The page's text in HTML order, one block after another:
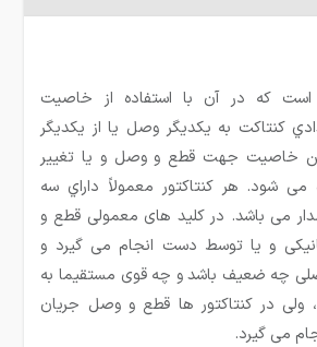
است که در آن با استفاده از خاصیت
کنتاکت به یکدیگر وصل یا از یکدیگر
خاصیت جهت قطع و وصل و یا تغییر
می شود. هر کنتاکتور معمولاً داراي سه
می باشد. در کلید های معمولی قطع و
و یا توسط دست انجام می گیرد و
چه ضعیف باشد و چه قوی مستقیما به
در کنتاکتور ها قطع و وصل جریان
می گیرد.